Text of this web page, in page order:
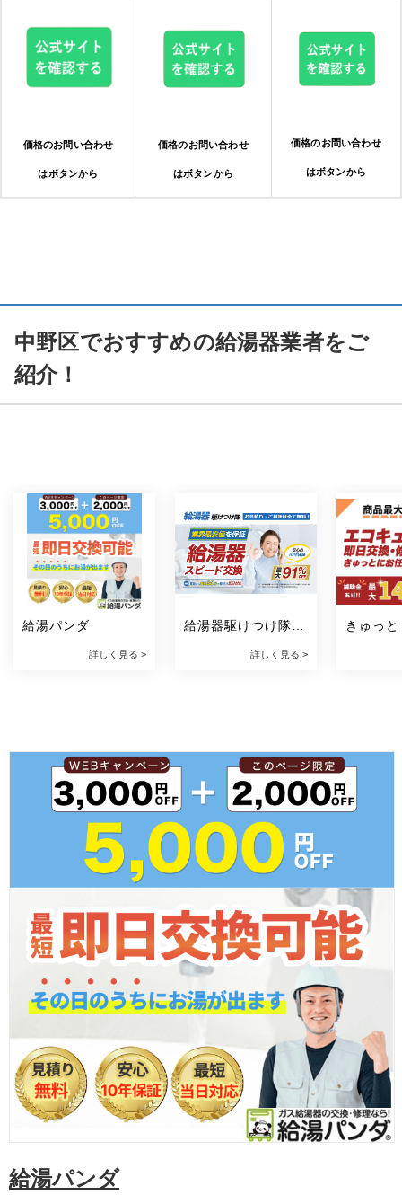
価格のお問い合わせ
はボタンから
価格のお問い合わせ
はボタンから
価格のお問い合わせ
はボタンから
中野区でおすすめの給湯器業者をご
紹介！
給湯パンダ
詳しく見る >
給湯器駆けつけ隊
詳しく見る >
きゅっと
給湯パンダ